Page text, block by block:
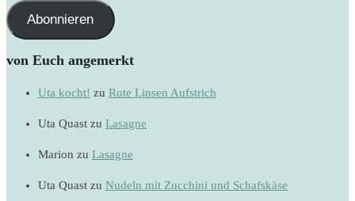
Adresse
Abonnieren
von Euch angemerkt
Uta kocht! zu Rote Linsen Aufstrich
Uta Quast zu Lasagne
Marion zu Lasagne
Uta Quast zu Nudeln mit Zucchini und Schafskäse